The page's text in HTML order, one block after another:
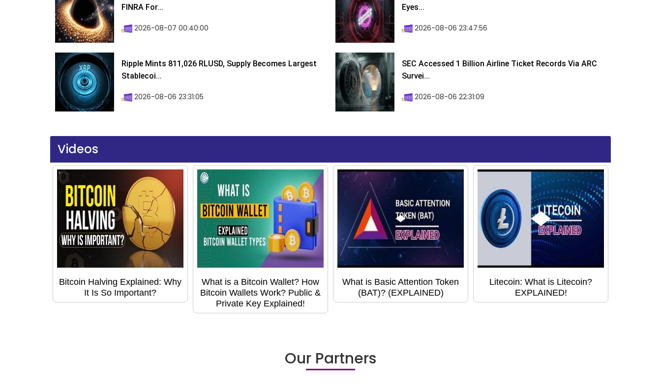
FINRA For...
2026-08-07 00:40:00
Eyes...
2026-08-06 23:47:56
Ripple Mints 811,026 RLUSD, Supply Becomes Largest
Stablecoi...
2026-08-06 23:31:05
SEC Accessed 1 Billion Airline Ticket Records Via ARC
Survei...
2026-08-06 22:31:09
Videos
Bitcoin Halving Explained: Why
It Is So Important?
What is a Bitcoin Wallet? How
Bitcoin Wallets Work? Public &
Private Key Explained!
What is Basic Attention Token
(BAT)? (EXPLAINED)
Litecoin: What is Litecoin?
EXPLAINED!
Our Partners